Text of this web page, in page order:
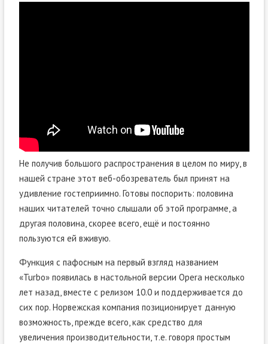
Не получив большого распространения в целом по миру, в
нашей стране этот веб-обозреватель был принят на
удивление гостеприимно. Готовы поспорить: половина
наших читателей точно слышали об этой программе, а
другая половина, скорее всего, ещё и постоянно
пользуются ей вживую.
Функция с пафосным на первый взгляд названием
«Turbo» появилась в настольной версии Opera несколько
лет назад, вместе с релизом 10.0 и поддерживается до
сих пор. Норвежская компания позиционирует данную
возможность, прежде всего, как средство для
увеличения производительности, т.е. говоря простым